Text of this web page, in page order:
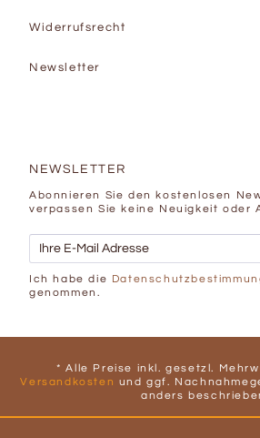
Widerrufsrecht
Newsletter
NEWSLETTER
Abonnieren Sie den kostenlosen
verpassen Sie keine Neuigkeit oder
Ich habe die
genommen.
* Alle Preise inkl. gesetzl.
Versandkosten und ggf.
anders